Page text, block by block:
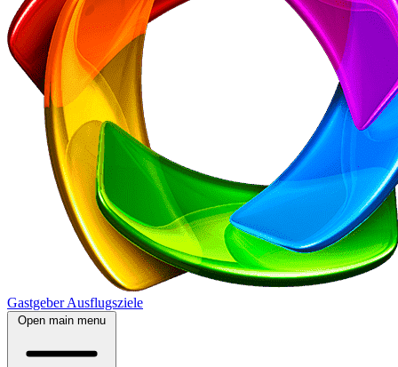
GastgeberAusflugsziele
Open main menu